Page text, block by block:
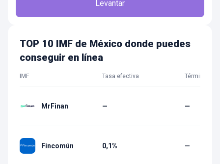
Levantar
TOP 10 IMF de México donde puedes
conseguir en línea
IMF Tasa efectiva Término
MrFinan — —
Fincomún 0,1% —